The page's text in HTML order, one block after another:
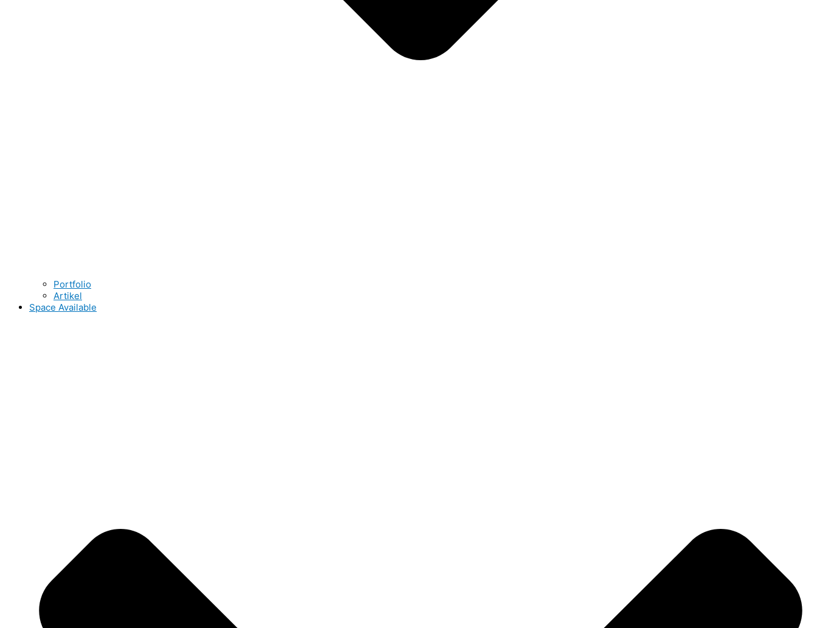
Portfolio
Artikel
Space Available